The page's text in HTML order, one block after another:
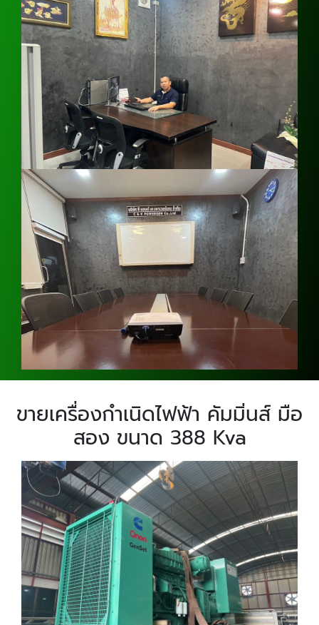
ขายเครื่องกำเนิดไฟฟ้า คัมมิ่นส์ มือ
สอง ขนาด 388 Kva